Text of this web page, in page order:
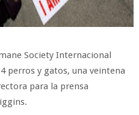
Society Internacional
perros y gatos, una veintena
para la prensa